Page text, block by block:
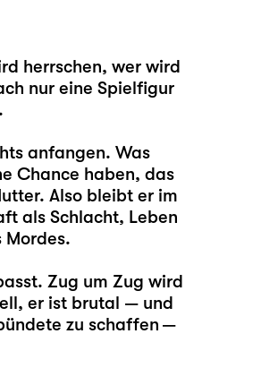
herrschen, wer wird
nur eine Spielfigur
anfangen. Was
Chance haben, das
Also bleibt er im
als Schlacht, Leben
Zug um Zug wird
er ist brutal — und
zu schaffen —